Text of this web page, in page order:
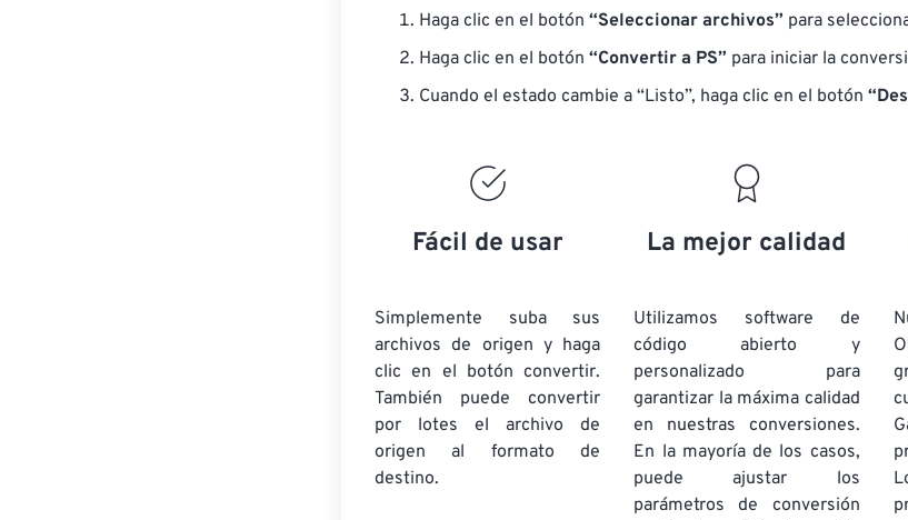
Haga clic en el botón “Seleccionar archivos” para
Haga clic en el botón “Convertir a PS” para iniciar la
Cuando el estado cambie a “Listo”, haga clic en el botón
Fácil de usar
Simplemente suba sus
archivos de origen y haga
clic en el botón convertir.
También puede convertir
por lotesel archivo de
origen al formato de
destino.
La mejor calidad
Utilizamos software de
código abierto y
personalizado para
garantizar la máxima calidad
en nuestras conversiones.
En la mayoría de los casos,
puede ajustar los
parámetros de conversión